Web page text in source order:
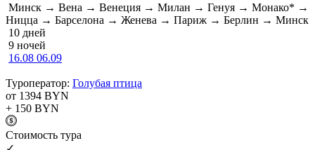
Минск → Вена → Венеция → Милан → Генуя → Монако* →
Ницца → Барселона → Женева → Париж → Берлин → Минск
10 дней
9 ночей
16.08 06.09
Туроператор: Голубая птица
от 1394 BYN
+ 150 BYN
Cтоимость тура